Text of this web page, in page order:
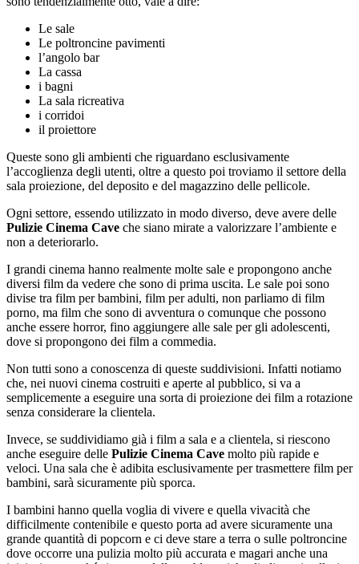
Le sale
Le poltroncine pavimenti
l’angolo bar
La cassa
i bagni
La sala ricreativa
i corridoi
il proiettore
Queste sono gli ambienti che riguardano esclusivamente
l’accoglienza degli utenti, oltre a questo poi troviamo il settore della
sala proiezione, del deposito e del magazzino delle pellicole.
Ogni settore, essendo utilizzato in modo diverso, deve avere delle
Pulizie Cinema Cave che siano mirate a valorizzare l’ambiente e
non a deteriorarlo.
I grandi cinema hanno realmente molte sale e propongono anche
diversi film da vedere che sono di prima uscita. Le sale poi sono
divise tra film per bambini, film per adulti, non parliamo di film
porno, ma film che sono di avventura o comunque che possono
anche essere horror, fino aggiungere alle sale per gli adolescenti,
dove si propongono dei film a commedia.
Non tutti sono a conoscenza di queste suddivisioni. Infatti notiamo
che, nei nuovi cinema costruiti e aperte al pubblico, si va a
semplicemente a eseguire una sorta di proiezione dei film a rotazione
senza considerare la clientela.
Invece, se suddividiamo già i film a sala e a clientela, si riescono
anche eseguire delle Pulizie Cinema Cave molto più rapide e
veloci. Una sala che è adibita esclusivamente per trasmettere film per
bambini, sarà sicuramente più sporca.
I bambini hanno quella voglia di vivere e quella vivacità che
difficilmente contenibile e questo porta ad avere sicuramente una
grande quantità di popcorn e ci deve stare a terra o sulle poltroncine
dove occorre una pulizia molto più accurata e magari anche una